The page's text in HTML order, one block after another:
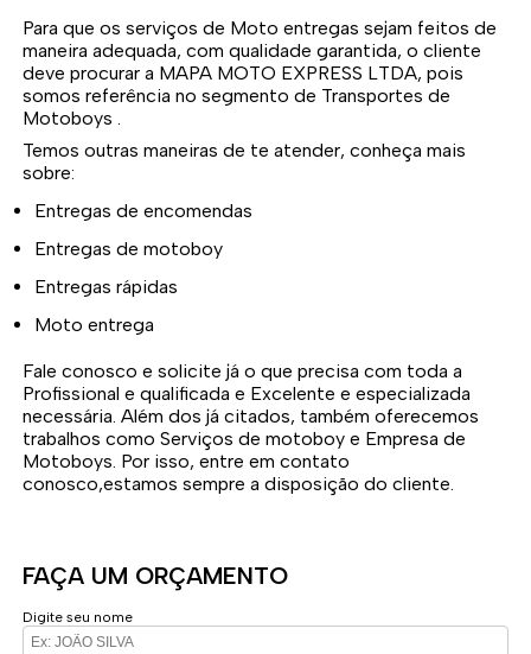
Para que os serviços de Moto entregas sejam feitos de
maneira adequada, com qualidade garantida, o cliente
deve procurar a MAPA MOTO EXPRESS LTDA, pois
somos referência no segmento de Transportes de
Motoboys .
Temos outras maneiras de te atender, conheça mais
sobre:
Entregas de encomendas
Entregas de motoboy
Entregas rápidas
Moto entrega
Fale conosco e solicite já o que precisa com toda a
Profissional e qualificada e Excelente e especializada
necessária. Além dos já citados, também oferecemos
trabalhos como Serviços de motoboy e Empresa de
Motoboys. Por isso, entre em contato
conosco,estamos sempre a disposição do cliente.
FAÇA UM ORÇAMENTO
Digite seu nome